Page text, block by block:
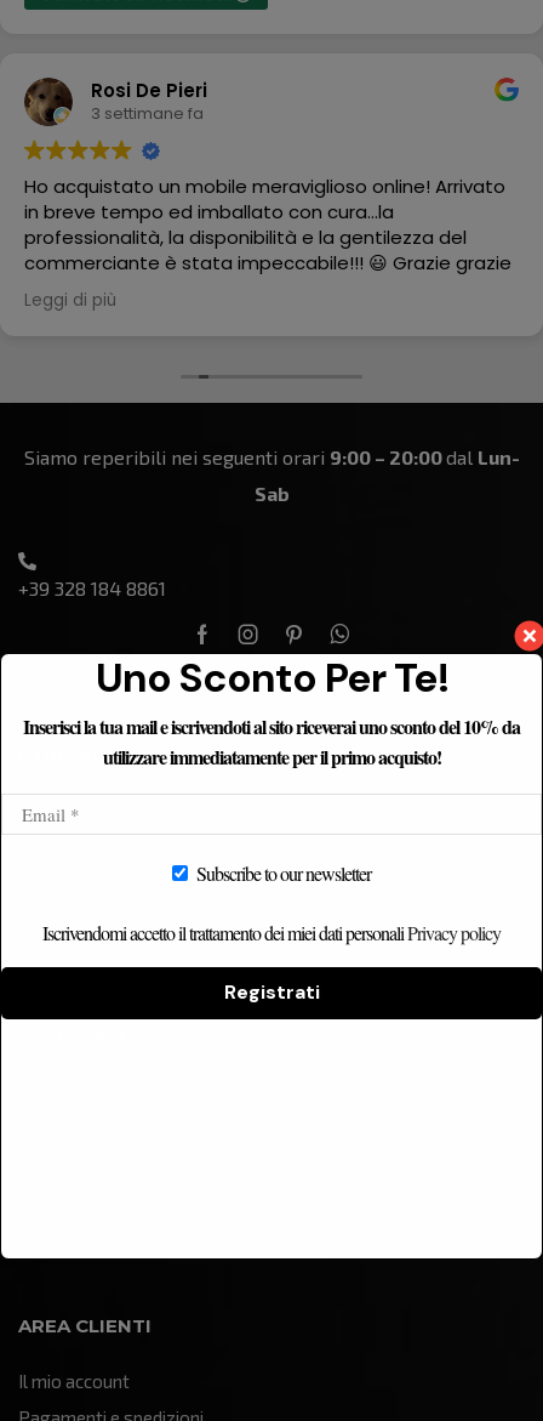
Rosi De Pieri
3 settimane fa
Ho acquistato un mobile meraviglioso online! Arrivato
in breve tempo ed imballato con cura...la
professionalità, la disponibilità e la gentilezza del
commerciante è stata impeccabile!!! 😃 Grazie grazie
grazie
Leggi di più
Siamo reperibili nei seguenti orari 9:00 – 20:00dal Lun-
Sab
+39 328 184 8861
ETNICHOME
Home
AREA CLIENTI
Il mio account
Uno Sconto Per Te!
Inserisci la tua mail e iscrivendoti al sito riceverai uno sconto del 10% da
utilizzare immediatamente per il primo acquisto!
Subscribe to our newsletter
Iscrivendomi accetto il trattamento dei miei dati personaliPrivacy policy
Registrati